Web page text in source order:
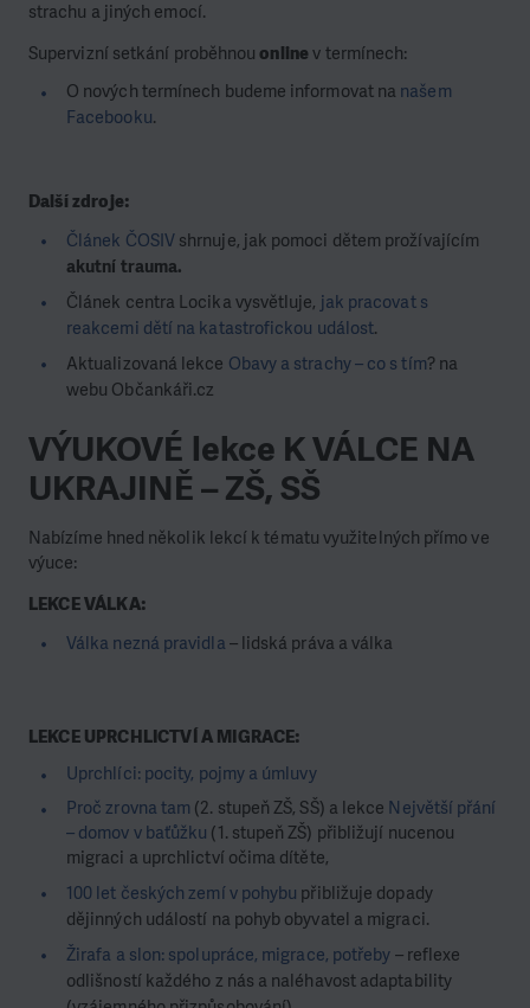
strachu a jiných emocí.
Supervizní setkání proběhnouonline v termínech:
O nových termínech budeme informovat na našem
Facebooku.
Další zdroje:
Článek ČOSIVshrnuje, jak pomoci dětem prožívajícím
akutní trauma.
Článek centra Locika vysvětluje, jak pracovat s
reakcemi dětí na katastrofickou událost.
Aktualizovaná lekce Obavy a strachy – co s tím? na
webu Občankáři.cz
VÝUKOVÉ lekce K VÁLCE NA
UKRAJINĚ – ZŠ, SŠ
Nabízíme hned několik lekcí k tématu využitelných přímo ve
výuce:
LEKCE VÁLKA:
Válka nezná pravidla – lidská práva a válka
LEKCE UPRCHLICTVÍ A MIGRACE:
Uprchlíci: pocity, pojmy a úmluvy
Proč zrovna tam (2. stupeň ZŠ, SŠ) a lekce Největší přání
– domov v baťůžku (1. stupeň ZŠ) přibližují nucenou
migraci a uprchlictví očima dítěte,
100 let českých zemí v pohybu přibližuje dopady
dějinných událostí na pohyb obyvatel a migraci.
Žirafa a slon: spolupráce, migrace, potřeby – reflexe
odlišností každého z nás a naléhavost adaptability